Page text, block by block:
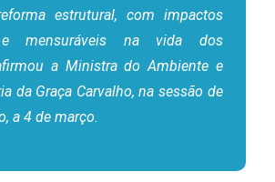
estrutural, com impactos
e mensuráveis na vida dos
a Ministra do Ambiente e
da Graça Carvalho, na sessão de
a 4 de março.